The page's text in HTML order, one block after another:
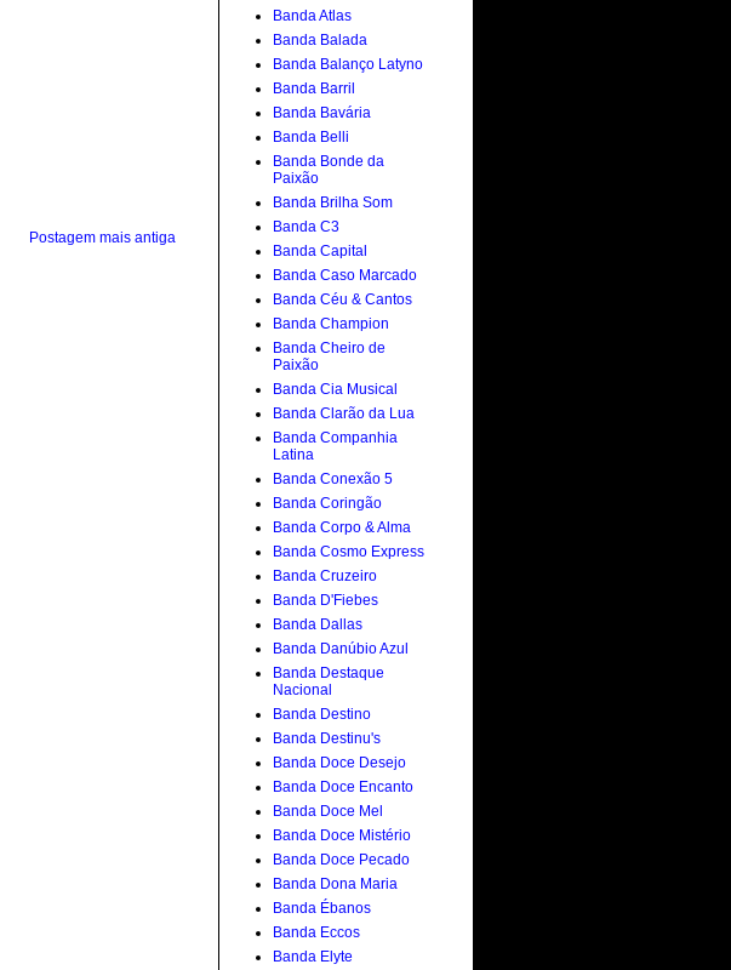
Postagem mais antiga
Banda Atlas
Banda Balada
Banda Balanço Latyno
Banda Barril
Banda Bavária
Banda Belli
Banda Bonde da
Paixão
Banda Brilha Som
Banda C3
Banda Capital
Banda Caso Marcado
Banda Céu & Cantos
Banda Champion
Banda Cheiro de
Paixão
Banda Cia Musical
Banda Clarão da Lua
Banda Companhia
Latina
Banda Conexão 5
Banda Coringão
Banda Corpo & Alma
Banda Cosmo Express
Banda Cruzeiro
Banda D'Fiebes
Banda Dallas
Banda Danúbio Azul
Banda Destaque
Nacional
Banda Destino
Banda Destinu's
Banda Doce Desejo
Banda Doce Encanto
Banda Doce Mel
Banda Doce Mistério
Banda Doce Pecado
Banda Dona Maria
Banda Ébanos
Banda Eccos
Banda Elyte